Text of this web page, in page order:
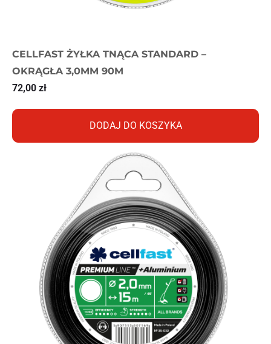
CELLFAST ŻYŁKA TNĄCA STANDARD –
OKRĄGŁA 3,0MM 90M
72,00 zł
DODAJ DO KOSZYKA